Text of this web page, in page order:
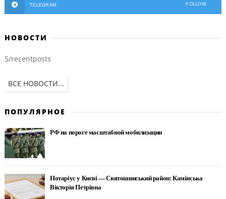
TELEGRAM FOLLOW
НОВОСТИ
5/recentposts
ВСЕ НОВОСТИ...
ПОПУЛЯРНОЕ
РФ на пороге масштабной мобилизации
Нотаріус у Києві — Святошинський район: Камінська
Вікторія Петрівна